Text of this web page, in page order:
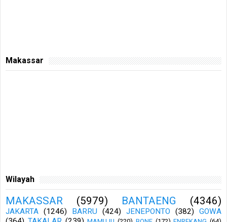
Makassar
Wilayah
MAKASSAR (5979) BANTAENG (4346)
JAKARTA (1246) BARRU (424) JENEPONTO (382)
GOWA